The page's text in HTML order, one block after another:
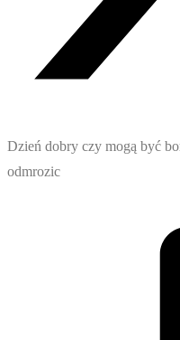
Dzień dobry czy mogą być
odmrozic